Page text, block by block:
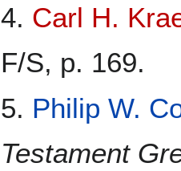
4. Carl H.
F/S, p. 169.
5. Philip W.
Testament